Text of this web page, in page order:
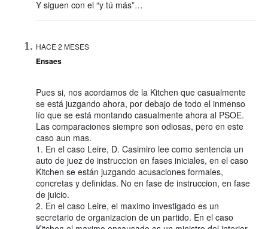
Y siguen con el “y tú más”…
HACE 2 MESES
Ensaes
Pues si, nos acordamos de la Kitchen que casualmente
se está juzgando ahora, por debajo de todo el inmenso
lío que se está montando casualmente ahora al PSOE.
Las comparaciones siempre son odiosas, pero en este
caso aun mas.
1. En el caso Leire, D. Casimiro lee como sentencia un
auto de juez de instruccion en fases iniciales, en el caso
Kitchen se están juzgando acusaciones formales,
concretas y definidas. No en fase de instruccion, en fase
de juicio.
2. En el caso Leire, el maximo investigado es un
secretario de organizacion de un partido. En el caso